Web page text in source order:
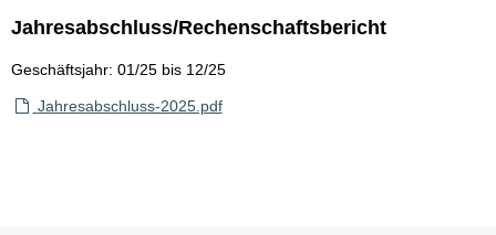
Jahresabschluss/Rechenschaftsbericht
Geschäftsjahr: 01/25 bis 12/25
Jahresabschluss-2025.pdf